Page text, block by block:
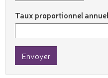
Taux proportionnel annuel
Envoyer